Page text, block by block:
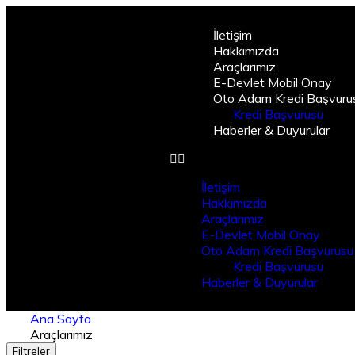
İletişim
Hakkımızda
Araçlarımız
E-Devlet Mobil Onay
Oto Adam Kredi
Kredi Başvurusu
Haberler & Duyurular
İletişim
Hakkımızda
Araçlarımız
E-Devlet Mobil Onay
Oto Adam Kredi Başvurusu
Kredi Başvurusu
Haberler & Duyurular
Ana Sayfa
Araçlarımız
Filtreler